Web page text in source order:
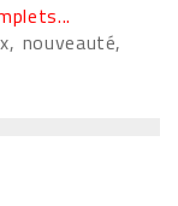
nouveauté,